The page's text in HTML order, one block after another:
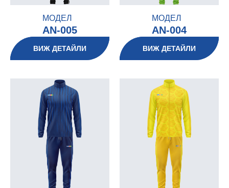
МОДЕЛ
AN-005
ВИЖ ДЕТАЙЛИ
МОДЕЛ
AN-004
ВИЖ ДЕТАЙЛИ